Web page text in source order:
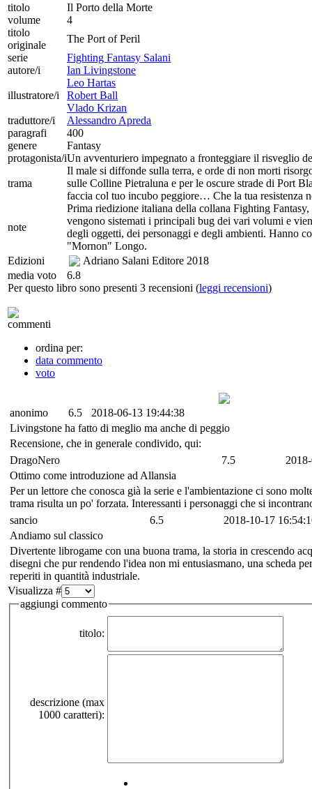
titolo
Il Porto della Morte
volume
4
titolo
originale
The Port of Peril
serie
Fighting Fantasy Salani
autore/i
Ian Livingstone
illustratore/i
Leo Hartas
Robert Ball
Vlado Krizan
traduttore/i
Alessandro Apreda
paragrafi
400
genere
Fantasy
protagonista/iUn avventuriero impegnato a fronteggiare il risveglio
trama
Il male si diffonde sulla terra, e orde di non morti
sulle Colline Pietraluna e per le oscure strade di Port
faccia col tuo incubo peggiore… Che la tua resistenza
note
Prima riedizione italiana della collana Fighting
vengono sistemati i principali bug dei vari volumi e
degli oggetti, dei personaggi e degli ambienti. Hanno
"Mornon" Longo.
Edizioni
Adriano Salani Editore 2018
media voto
6.8
Per questo libro sono presenti 3 recensioni (leggi recensioni)
commenti
ordina per:
data commento
voto
anonimo 6.5
2018-06-13 19:44:38
Livingstone ha fatto di meglio ma anche di peggio
Recensione, che in generale condivido, qui:
DragoNero
7.5
Ottimo come introduzione ad Allansia
Per un lettore che conosca già la serie e l'ambientazione ci sono
trama risulta un po' forzata. Interessanti i personaggi che si
sancio
6.5
2018-10-17
Andiamo sul classico
Divertente librogame con una buona trama, la storia in crescendo
disegni che pur rendendo l'idea non mi entusiasmano, una scheda
reperiti in quantità industriale.
Visualizza #
aggiungi commento
titolo:
descrizione (max
1000 caratteri):